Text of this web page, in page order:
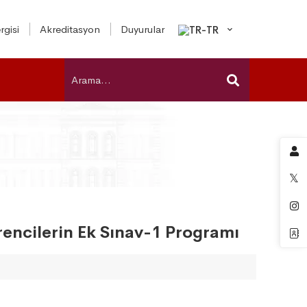
Akreditasyon Duyurular
Ek Sınav-1 Programı